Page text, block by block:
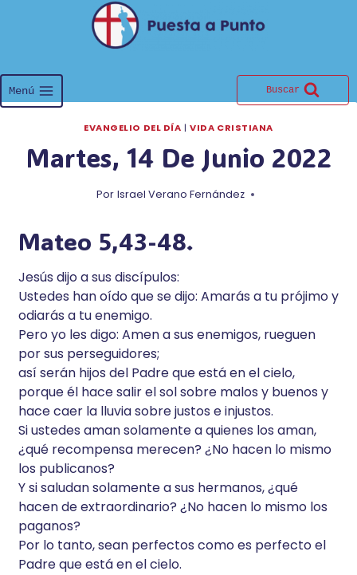
Menú Buscar
EVANGELIO DEL DÍA |VIDA CRISTIANA
Martes, 14 De Junio 2022
Por Israel Verano Fernández
Mateo 5,43-48.
Jesús dijo a sus discípulos:
Ustedes han oído que se dijo: Amarás a tu prójimo y
odiarás a tu enemigo.
Pero yo les digo: Amen a sus enemigos, rueguen
por sus perseguidores;
así serán hijos del Padre que está en el cielo,
porque él hace salir el sol sobre malos y buenos y
hace caer la lluvia sobre justos e injustos.
Si ustedes aman solamente a quienes los aman,
¿qué recompensa merecen? ¿No hacen lo mismo
los publicanos?
Y si saludan solamente a sus hermanos, ¿qué
hacen de extraordinario? ¿No hacen lo mismo los
paganos?
Por lo tanto, sean perfectos como es perfecto el
Padre que está en el cielo.